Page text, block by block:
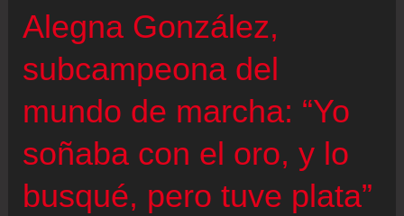
2026
Alegna González,
subcampeona del
mundo de marcha: “Yo
soñaba con el oro, y lo
busqué, pero tuve plata”